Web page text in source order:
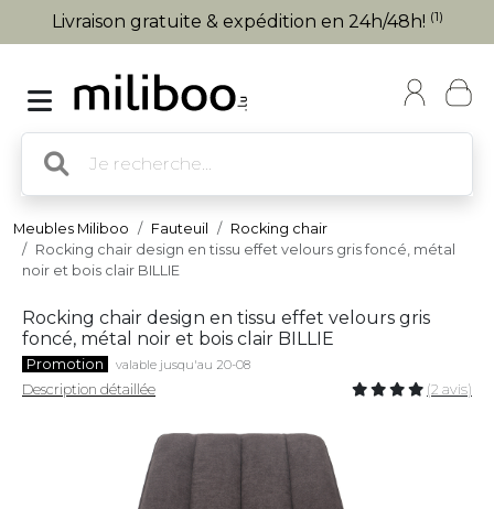
Livraison gratuite & expédition en 24h/48h! (1)
Meubles Miliboo Fauteuil
Rocking chair
Rocking chair design en tissu effet velours gris foncé, métal
noir et bois clair BILLIE
Rocking chair design en tissu effet velours gris
foncé, métal noir et bois clair BILLIE
Promotion valable jusqu'au 20-08
Description détaillée (2 avis)